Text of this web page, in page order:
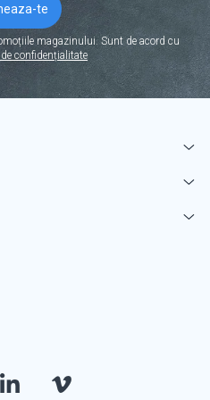
magazinului. Sunt de acord cu
confidențialitate